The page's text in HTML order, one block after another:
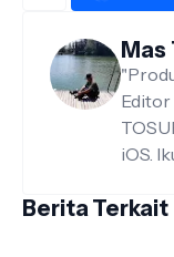
Mas
Editor
iOS.
Berita Terkait